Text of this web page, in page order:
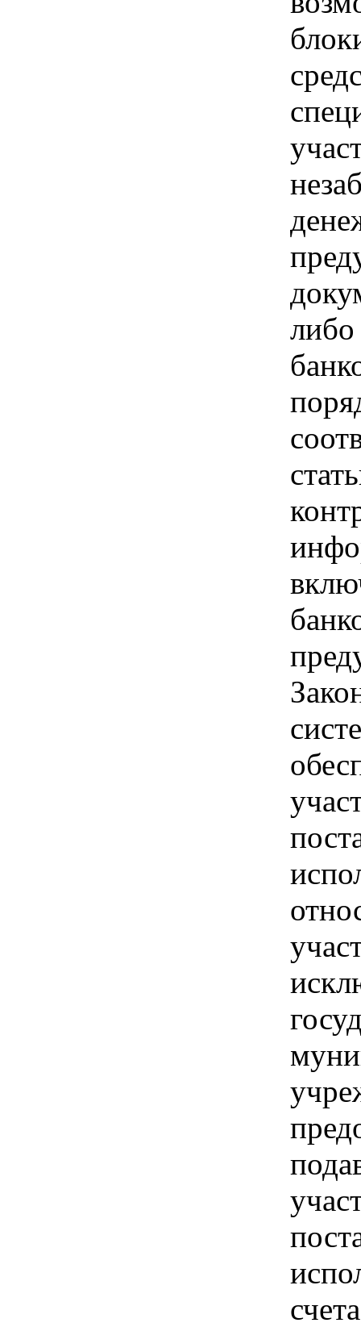
либо